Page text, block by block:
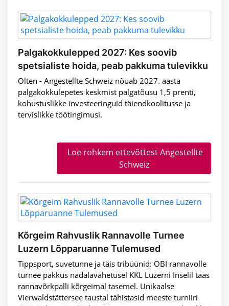
Palgakokkulepped 2027: Kes soovib
spetsialiste hoida, peab pakkuma tulevikku
Olten - Angestellte Schweiz nõuab 2027. aasta
palgakokkulepetes keskmist palgatõusu 1,5 prenti,
kohustuslikke investeeringuid täiendkoolitusse ja
tervislikke töötingimusi.
Loe rohkem ettevõttest Angestellte
Schweiz
Kõrgeim Rahvuslik Rannavolle Turnee
Luzern Lõpparuanne Tulemused
Tippsport, suvetunne ja täis tribüünid: OBI rannavolle
turnee pakkus nädalavahetusel KKL Luzerni Inselil taas
rannavõrkpalli kõrgeimal tasemel. Unikaalse
Vierwaldstättersee taustal tähistasid meeste turniiri